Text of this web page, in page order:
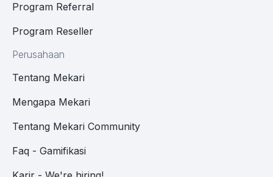
Program Referral
Program Reseller
Perusahaan
Tentang Mekari
Mengapa Mekari
Tentang Mekari Community
Faq - Gamifikasi